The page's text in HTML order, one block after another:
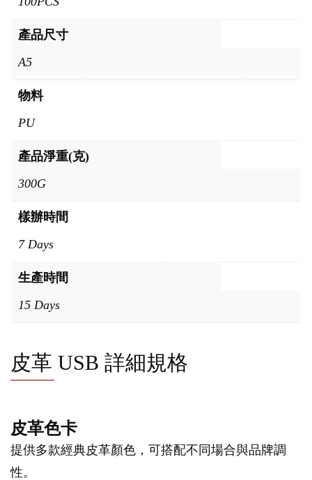
產品尺寸
A5
物料
PU
產品淨重(克)
300G
樣辦時間
7 Days
生產時間
15 Days
皮革 USB 詳細規格
皮革色卡
提供多款經典皮革顏色，可搭配不同場合與品牌調
性。